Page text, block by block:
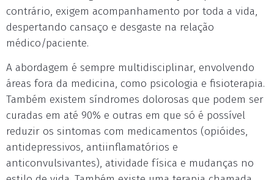
contrário, exigem acompanhamento por toda a vida,
despertando cansaço e desgaste na relação
médico/paciente.
A abordagem é sempre multidisciplinar, envolvendo
áreas fora da medicina, como psicologia e fisioterapia.
Também existem síndromes dolorosas que podem ser
curadas em até 90% e outras em que só é possível
reduzir os sintomas com medicamentos (opióides,
antidepressivos, antiinflamatórios e
anticonvulsivantes), atividade física e mudanças no